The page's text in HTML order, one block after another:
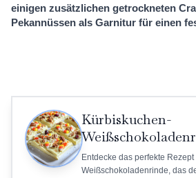
einigen zusätzlichen getrockneten
Pekannüssen als Garnitur für einen
Kürbiskuchen-
Entdecke das perfekte
Weißschokoladenrinde, das